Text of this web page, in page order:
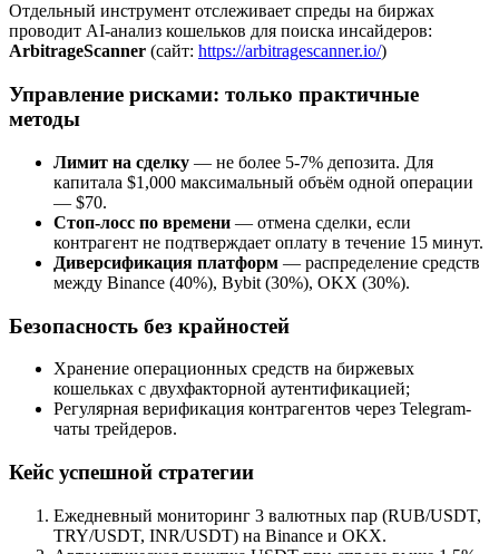
Отдельный инструмент отслеживает спреды на биржах
проводит AI-анализ кошельков для поиска инсайдеров:
ArbitrageScanner (сайт: https://arbitragescanner.io/)
Управление рисками: только практичные
методы
Лимит на сделку — не более 5-7% депозита. Для
капитала $1,000 максимальный объём одной операции
— $70.
Стоп-лосс по времени — отмена сделки, если
контрагент не подтверждает оплату в течение 15 минут.
Диверсификация платформ — распределение средств
между Binance (40%), Bybit (30%), OKX (30%).
Безопасность без крайностей
Хранение операционных средств на биржевых
кошельках с двухфакторной аутентификацией;
Регулярная верификация контрагентов через Telegram-
чаты трейдеров.
Кейс успешной стратегии
Ежедневный мониторинг 3 валютных пар (RUB/USDT,
TRY/USDT, INR/USDT) на Binance и OKX.